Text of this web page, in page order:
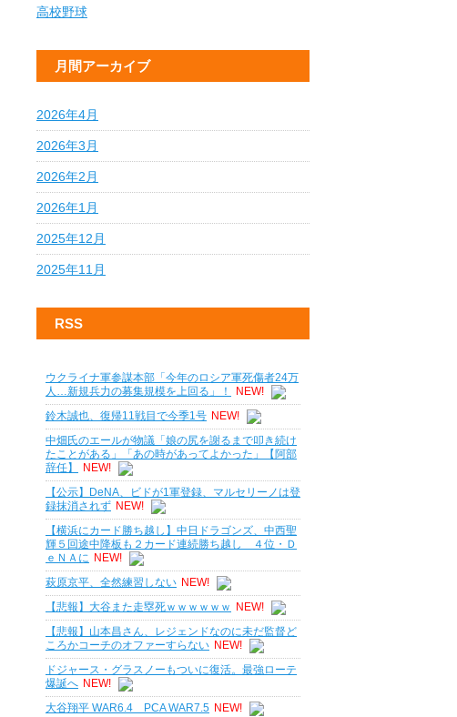
高校野球
月間アーカイブ
2026年4月
2026年3月
2026年2月
2026年1月
2025年12月
2025年11月
RSS
ウクライナ軍参謀本部「今年のロシア軍死傷者24万
人…新規兵力の募集規模を上回る」！
NEW!
鈴木誠也、復帰11戦目で今季1号 NEW!
中畑氏のエールが物議「娘の尻を謝るまで叩き続け
たことがある」「あの時があってよかった」【阿部
辞任】
NEW!
【公示】DeNA、ビドが1軍登録、マルセリーノは登
録抹消されず NEW!
【横浜にカード勝ち越し】中日ドラゴンズ、中西聖
輝５回途中降板も２カード連続勝ち越し ４位・Ｄ
ｅＮＡに NEW!
萩原京平、全然練習しない NEW!
【悲報】大谷また走塁死ｗｗｗｗｗｗ
NEW!
【悲報】山本昌さん、レジェンドなのに未だ監督ど
ころかコーチのオファーすらない NEW!
ドジャース・グラスノーもついに復活。最強ローテ
爆誕へ NEW!
大谷翔平 WAR6.4 PCA WAR7.5 NEW!